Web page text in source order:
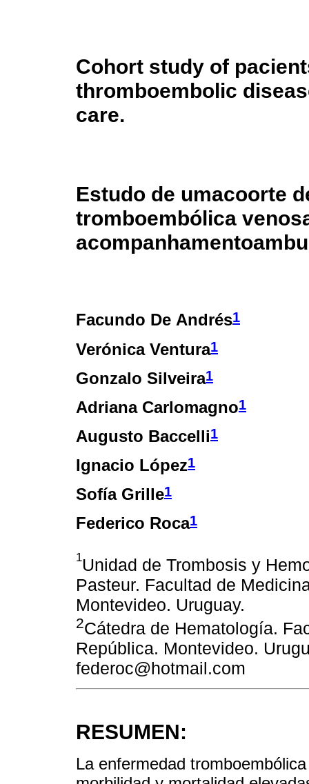
Cohort study of
thromboembolic
care.
Estudo de umacoorte
tromboembólica
Facundo De Andrés1
Verónica Ventura1
Gonzalo Silveira1
Adriana Carlomagno1
Augusto Baccelli1
Ignacio López1
Sofía Grille1
Federico Roca1
1Unidad de Trombosis y
Pasteur. Facultad de
Montevideo. Uruguay.
2Cátedra de Hematología.
República. Montevideo.
federoc@hotmail.com
RESUMEN:
La enfermedad